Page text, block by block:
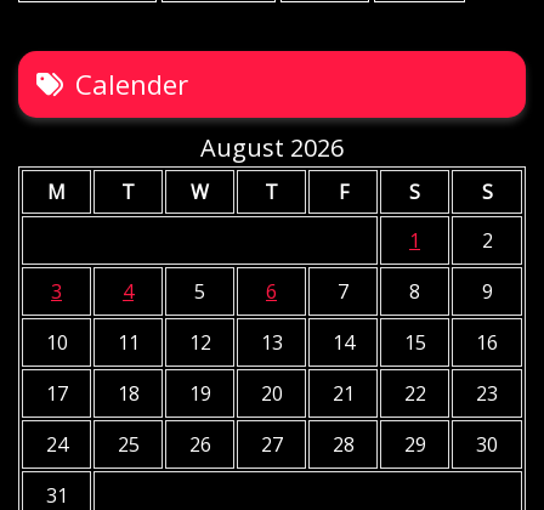
Calender
August 2026
M T W T F S
S
1
2
3
4 5 6 7 8
9
10
11 12 13 14 15
16
17
18 19 20 21 22
23
24
25 26 27 28 29
30
31